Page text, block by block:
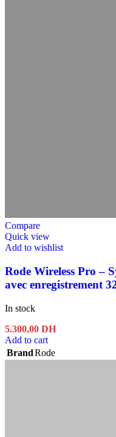
Compare
Quick view
Add to wishlist
Rode Wireless Pro –
avec enregistrement
In stock
5.300,00 DH
Add to cart
BrandRode